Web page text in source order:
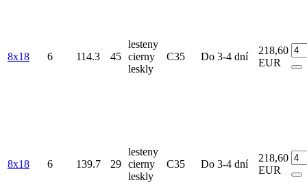
8x18 6 114.3 45
lesteny
cierny
leskly
C35 Do 3-4 dní
218,60
EUR
8x18 6 139.7 29
lesteny
cierny
leskly
C35 Do 3-4 dní
218,60
EUR